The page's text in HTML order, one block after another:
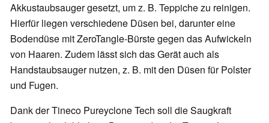
Akkustaubsauger gesetzt, um z. B. Teppiche zu reinigen.
Hierfür liegen verschiedene Düsen bei, darunter eine
Bodendüse mit ZeroTangle-Bürste gegen das Aufwickeln
von Haaren. Zudem lässt sich das Gerät auch als
Handstaubsauger nutzen, z. B. mit den Düsen für Polster
und Fugen.
Dank der Tineco Pureyclone Tech soll die Saugkraft